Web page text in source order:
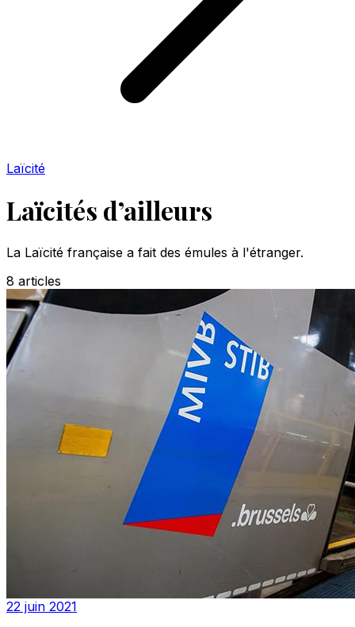
Laïcité
Laïcités d’ailleurs
La Laïcité française a fait des émules à l'étranger.
8 articles
22 juin 2021